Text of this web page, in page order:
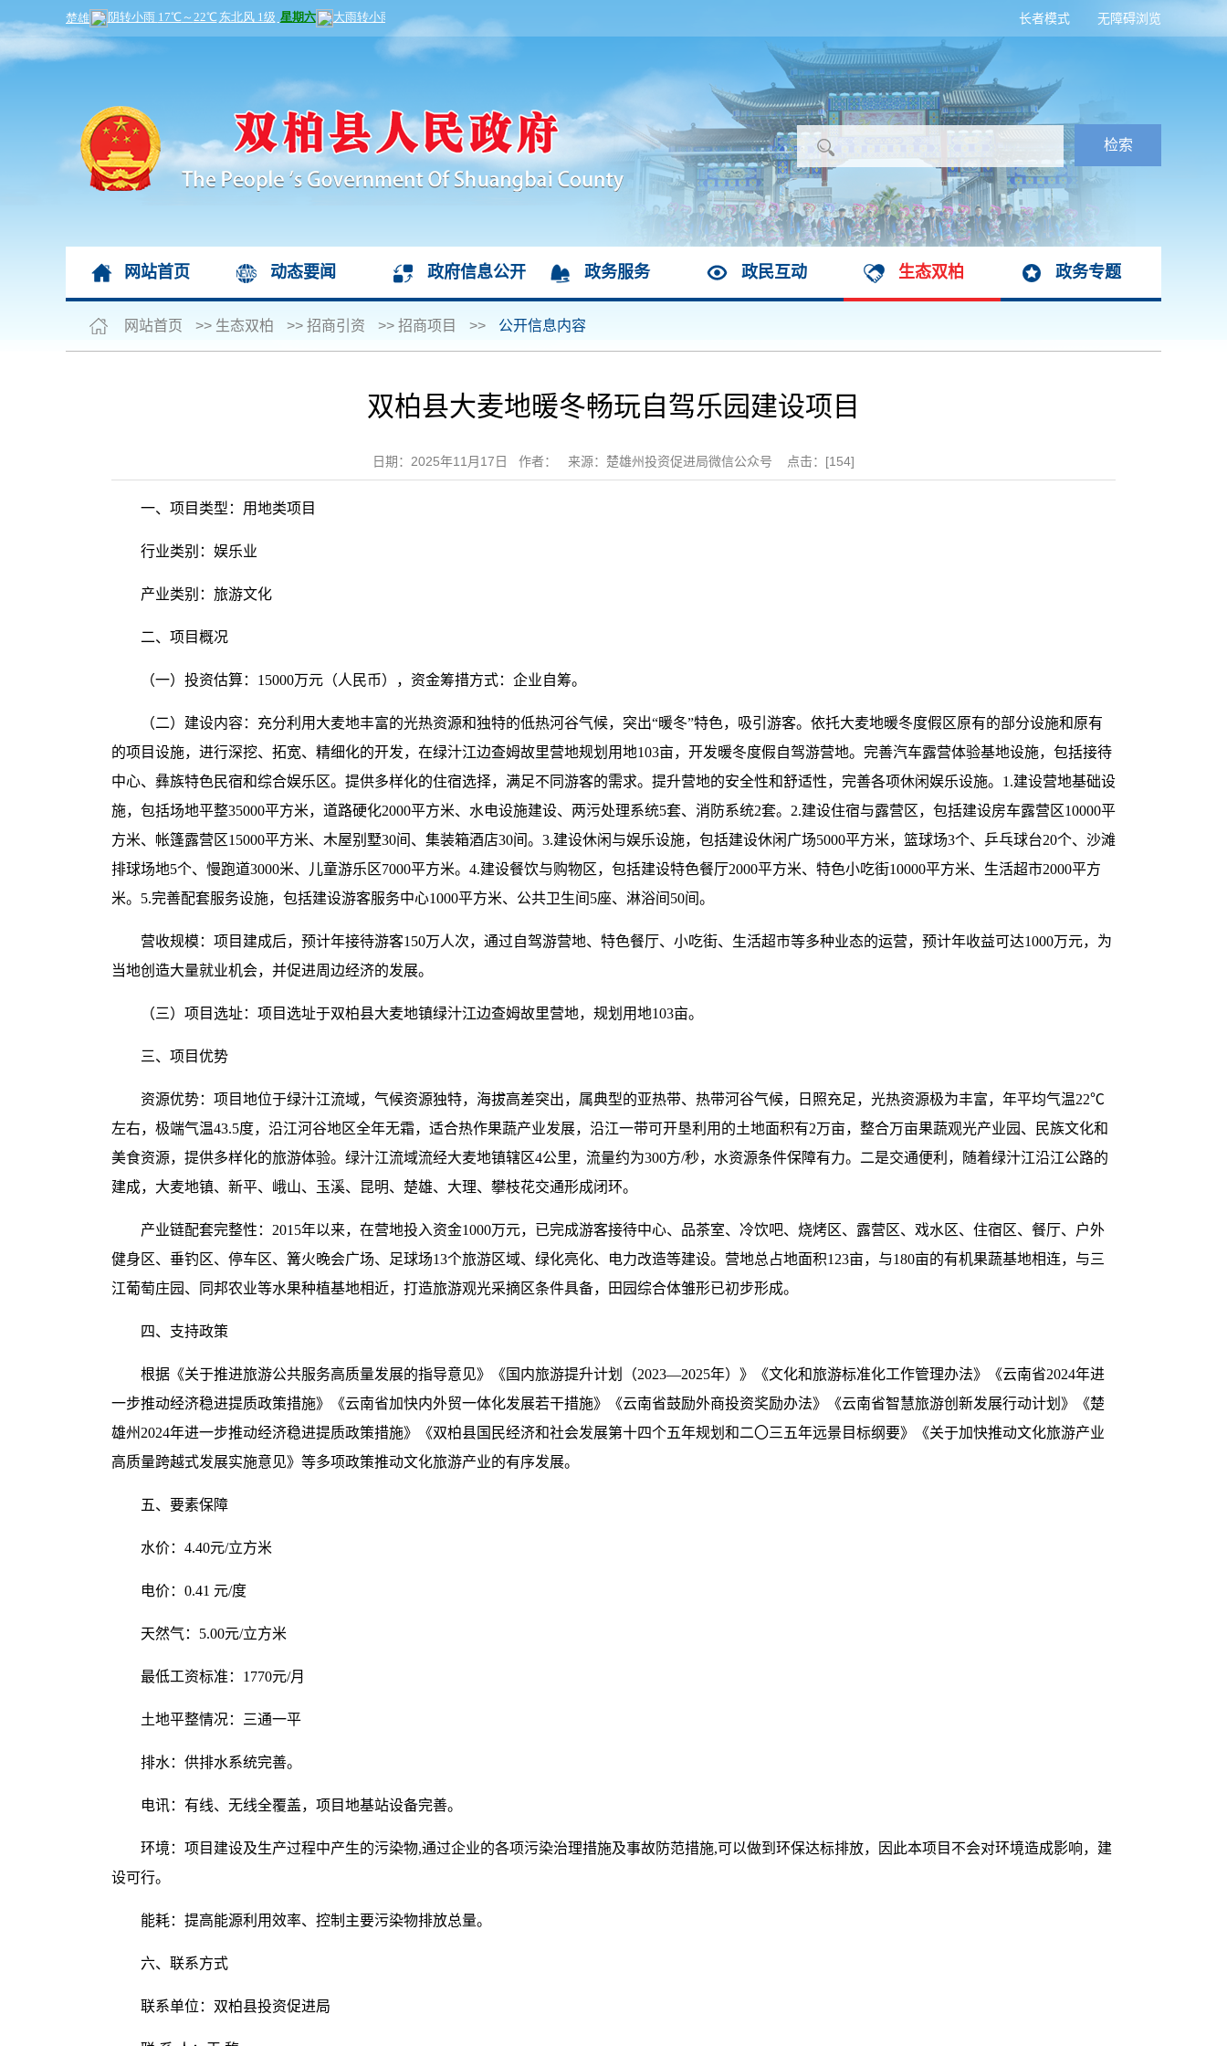
无障碍浏览
长者模式
网站首页 动态要闻 政府信息公开 政务服务 政民互动 生态双柏 政务专题
网站首页 >> 生态双柏 >> 招商引资 >> 招商项目 >> 公开信息内容
双柏县大麦地暖冬畅玩自驾乐园建设项目
日期：2025年11月17日 作者： 来源：楚雄州投资促进局微信公众号 点击：[154]
一、项目类型：用地类项目
行业类别：娱乐业
产业类别：旅游文化
二、项目概况
（一）投资估算：15000万元（人民币），资金筹措方式：企业自筹。
（二）建设内容：充分利用大麦地丰富的光热资源和独特的低热河谷气候，突出“暖冬”特色，吸引游客。依托大麦地暖冬度假区原有的部分设施和原有
的项目设施，进行深挖、拓宽、精细化的开发，在绿汁江边查姆故里营地规划用地103亩，开发暖冬度假自驾游营地。完善汽车露营体验基地设施，包括接待
中心、彝族特色民宿和综合娱乐区。提供多样化的住宿选择，满足不同游客的需求。提升营地的安全性和舒适性，完善各项休闲娱乐设施。1.建设营地基础设
施，包括场地平整35000平方米，道路硬化2000平方米、水电设施建设、两污处理系统5套、消防系统2套。2.建设住宿与露营区，包括建设房车露营区10000平
方米、帐篷露营区15000平方米、木屋别墅30间、集装箱酒店30间。3.建设休闲与娱乐设施，包括建设休闲广场5000平方米，篮球场3个、乒乓球台20个、沙滩
排球场地5个、慢跑道3000米、儿童游乐区7000平方米。4.建设餐饮与购物区，包括建设特色餐厅2000平方米、特色小吃街10000平方米、生活超市2000平方
米。5.完善配套服务设施，包括建设游客服务中心1000平方米、公共卫生间5座、淋浴间50间。
营收规模：项目建成后，预计年接待游客150万人次，通过自驾游营地、特色餐厅、小吃街、生活超市等多种业态的运营，预计年收益可达1000万元，为
当地创造大量就业机会，并促进周边经济的发展。
（三）项目选址：项目选址于双柏县大麦地镇绿汁江边查姆故里营地，规划用地103亩。
三、项目优势
资源优势：项目地位于绿汁江流域，气候资源独特，海拔高差突出，属典型的亚热带、热带河谷气候，日照充足，光热资源极为丰富，年平均气温22℃
左右，极端气温43.5度，沿江河谷地区全年无霜，适合热作果蔬产业发展，沿江一带可开垦利用的土地面积有2万亩，整合万亩果蔬观光产业园、民族文化和
美食资源，提供多样化的旅游体验。绿汁江流域流经大麦地镇辖区4公里，流量约为300方/秒，水资源条件保障有力。二是交通便利，随着绿汁江沿江公路的
建成，大麦地镇、新平、峨山、玉溪、昆明、楚雄、大理、攀枝花交通形成闭环。
产业链配套完整性：2015年以来，在营地投入资金1000万元，已完成游客接待中心、品茶室、冷饮吧、烧烤区、露营区、戏水区、住宿区、餐厅、户外
健身区、垂钓区、停车区、篝火晚会广场、足球场13个旅游区域、绿化亮化、电力改造等建设。营地总占地面积123亩，与180亩的有机果蔬基地相连，与三
江葡萄庄园、同邦农业等水果种植基地相近，打造旅游观光采摘区条件具备，田园综合体雏形已初步形成。
四、支持政策
根据《关于推进旅游公共服务高质量发展的指导意见》《国内旅游提升计划（2023—2025年）》《文化和旅游标准化工作管理办法》《云南省2024年进
一步推动经济稳进提质政策措施》《云南省加快内外贸一体化发展若干措施》《云南省鼓励外商投资奖励办法》《云南省智慧旅游创新发展行动计划》《楚
雄州2024年进一步推动经济稳进提质政策措施》《双柏县国民经济和社会发展第十四个五年规划和二〇三五年远景目标纲要》《关于加快推动文化旅游产业
高质量跨越式发展实施意见》等多项政策推动文化旅游产业的有序发展。
五、要素保障
水价：4.40元/立方米
电价：0.41 元/度
天然气：5.00元/立方米
最低工资标准：1770元/月
土地平整情况：三通一平
排水：供排水系统完善。
电讯：有线、无线全覆盖，项目地基站设备完善。
环境：项目建设及生产过程中产生的污染物,通过企业的各项污染治理措施及事故防范措施,可以做到环保达标排放，因此本项目不会对环境造成影响，建
设可行。
能耗：提高能源利用效率、控制主要污染物排放总量。
六、联系方式
联系单位：双柏县投资促进局